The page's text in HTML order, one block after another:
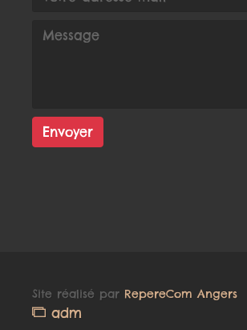
Envoyer
Site réalisé par RepereCom Angers
adm